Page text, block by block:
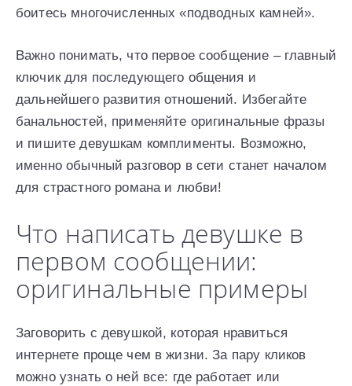
боитесь многочисленных «подводных камней».
Важно понимать, что первое сообщение – главный
ключик для последующего общения и
дальнейшего развития отношений. Избегайте
банальностей, применяйте оригинальные фразы
и пишите девушкам комплименты. Возможно,
именно обычный разговор в сети станет началом
для страстного романа и любви!
Что написать девушке в
первом сообщении:
оригинальные примеры
Заговорить с девушкой, которая нравиться
интернете проще чем в жизни. За пару кликов
можно узнать о ней все: где работает или